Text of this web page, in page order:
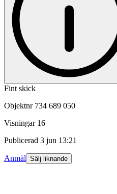
Fint skick
Objektnr 734 689 050
Visningar 16
Publicerad 3 jun 13:21
Anmäl Sälj liknande